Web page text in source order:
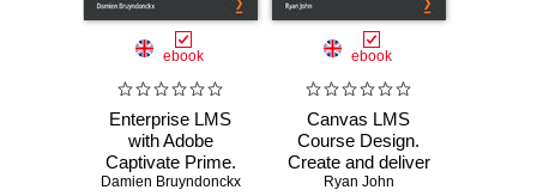
ebook
Enterprise LMS
with Adobe
Captivate Prime.
Design and
Damien Bruyndonckx
ebook
Canvas LMS
Course Design.
Create and deliver
interactive online
Ryan John